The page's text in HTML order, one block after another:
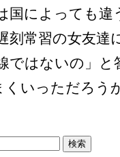
国によっても違
刻常習の女友達
ではないの」と
いっただろう